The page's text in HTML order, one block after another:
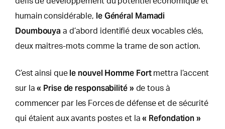
humain considérable, le Général Mamadi
Doumbouya a d’abord identifié deux vocables clés,
deux maitres-mots comme la trame de son action.
C’est ainsi que le nouvel Homme Fortmettra l’accent
sur la« Prise de responsabilité » de tous à
commencer par les Forces de défense et de sécurité
qui étaient aux avants postes et la« Refondation »